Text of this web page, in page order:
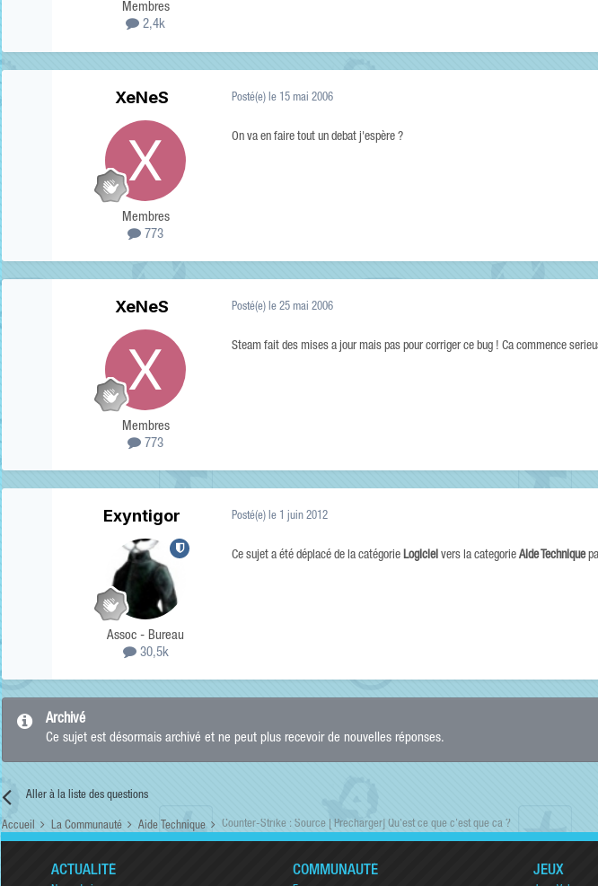
Membres
2,4k
XeNeS
Membres
773
Posté(e)le 15 mai 2006
On va en faire tout un debat j'espère ?
XeNeS
Membres
773
Posté(e)le 25 mai 2006
Steam fait des mises a jour mais pas pour corriger ce bug ! Ca commence
Exyntigor
Assoc - Bureau
30,5k
Posté(e)le 1 juin 2012
Ce sujet a été déplacé de la catégorieLogiciel vers la categorieAide Technique
Archivé
Ce sujet est désormais archivé et ne peut plus recevoir de nouvelles réponses.
Aller à la liste des questions
Accueil La Communauté Aide Technique Counter-Strike : Source [ Precharger] Qu'est ce que c'est que ca ?
ACTUALITÉ COMMUNAUTÉ JEUX